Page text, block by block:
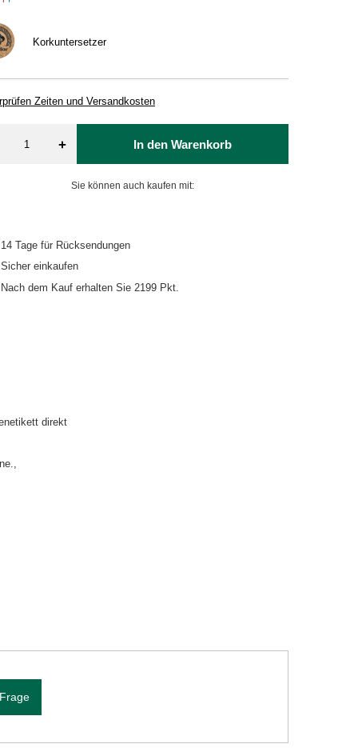
Korkuntersetzer
Zeiten und Versandkosten
+ In den Warenkorb
Sie können auch kaufen mit:
14 Tage für Rücksendungen
Sicher einkaufen
Nach dem Kauf erhalten Sie 2199 Pkt.
direkt